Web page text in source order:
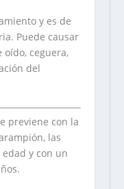
y es de
Puede causar
ceguera,
del
previene con la
las
y con un